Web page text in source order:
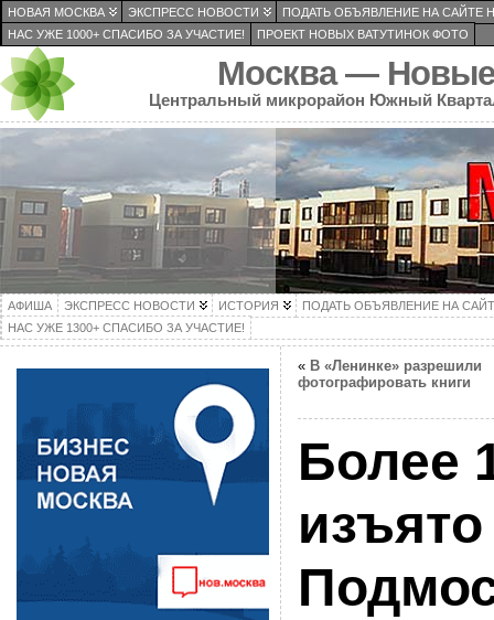
НОВАЯ МОСКВА ЭКСПРЕСС НОВОСТИ
ПОДАТЬ ОБЪЯВЛЕНИЕ НА САЙТЕ
НАС УЖЕ 1000+ СПАСИБО ЗА УЧАСТИЕ!
ПРОЕКТ НОВЫХ ВАТУТИНОК ФОТО
Москва — Новые
Центральный микрорайон Южный
АФИША ЭКСПРЕСС НОВОСТИ ИСТОРИЯ
ПОДАТЬ ОБЪЯВЛЕНИЕ НА
НАС УЖЕ 1300+ СПАСИБО ЗА УЧАСТИЕ!
« В «Ленинке» разрешили
фотографировать книги
Более